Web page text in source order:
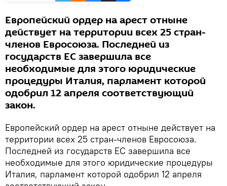
Европейский ордер на арест отныне
действует на территории всех 25 стран-
членов Евросоюза. Последней из
государств ЕС завершила все
необходимые для этого юридические
процедуры Италия, парламент которой
одобрил 12 апреля соответствующий
закон.
Европейский ордер на арест отныне действует на
территории всех 25 стран-членов Евросоюза.
Последней из государств ЕС завершила все
необходимые для этого юридические процедуры
Италия, парламент которой одобрил 12 апреля